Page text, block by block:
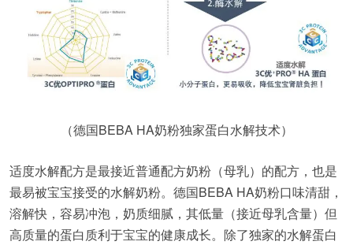
（德国BEBA HA奶粉独家蛋白水解技术）
适度水解配方是最接近普通配方奶粉（母乳）的配方，也是
最易被宝宝接受的水解奶粉。德国BEBA HA奶粉口味清甜，
溶解快，容易冲泡，奶质细腻，其低量（接近母乳含量）但
高质量的蛋白质利于宝宝的健康成长。除了独家的水解蛋白